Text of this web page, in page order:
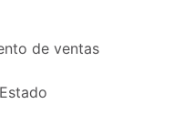
de ventas